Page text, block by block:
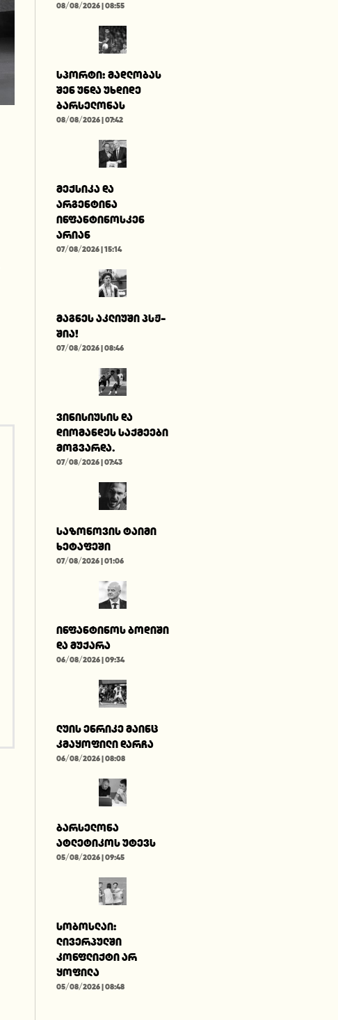
08/08/2026 | 08:55
სპორტი: მადლობას
შენ უნდა უხდიდე
ბარსელონას
08/08/2026 | 07:42
მექსიკა და
არგენტინა
ინფანტინოსკენ
არიან
07/08/2026 | 15:14
მაგნეს აკლიუში პსჟ-
შია!
07/08/2026 | 08:46
ვინისიუსის და
დიომანდეს საქმეები
მოგვარდა.
07/08/2026 | 07:43
საზონოვის ტაიმი
ხეტაფეში
07/08/2026 | 01:06
ინფანტინოს ბოდიში
და მუქარა
06/08/2026 | 09:34
ლუის ენრიკე მაინც
კმაყოფილი დარჩა
06/08/2026 | 08:08
ბარსელონა
ატლეტიკოს უტევს
05/08/2026 | 09:45
სობოსლაი:
ლივერპულში
კონფლიქტი არ
ყოფილა
05/08/2026 | 08:48